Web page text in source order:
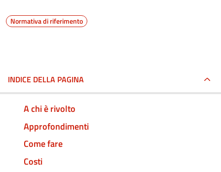
Normativa di riferimento
INDICE DELLA PAGINA
A chi è rivolto
Approfondimenti
Come fare
Costi